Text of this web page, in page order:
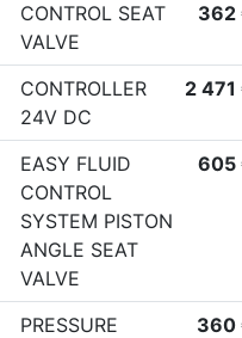
CONTROL SEAT
VALVE
362
CONTROLLER
24V DC
2 471
EASY FLUID
CONTROL
SYSTEM PISTON
ANGLE SEAT
VALVE
605
PRESSURE
360